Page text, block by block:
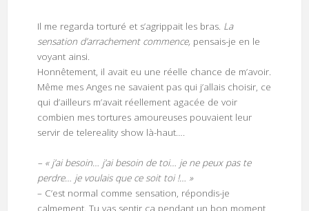
Il me regarda torturé et s’agrippait les bras. La
sensation d’arrachement commence, pensais-je en le
voyant ainsi.
Honnêtement, il avait eu une réelle chance de m’avoir.
Même mes Anges ne savaient pas qui j’allais choisir, ce
qui d’ailleurs m’avait réellement agacée de voir
combien mes tortures amoureuses pouvaient leur
servir de telereality show là-haut….
– « j’ai besoin… j’ai besoin de toi… je ne peux pas te
perdre… je voulais que ce soit toi !… »
– C’est normal comme sensation, répondis-je
calmement. Tu vas sentir ça pendant un bon moment